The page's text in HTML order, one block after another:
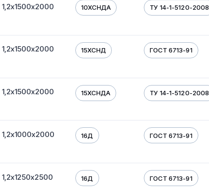
1,2х1500х2000 10ХСНДА ТУ 14-1-5120-2008
1,2х1500х2000 15ХСНД ГОСТ 6713-91
1,2х1500х2000 15ХСНДА ТУ 14-1-5120-2008
1,2х1000х2000 16Д ГОСТ 6713-91
1,2х1250х2500 16Д ГОСТ 6713-91